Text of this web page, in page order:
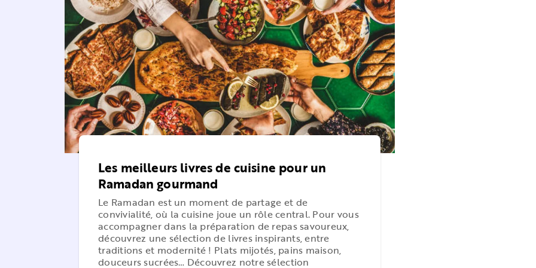
Les meilleurs livres de cuisine pour un
Ramadan gourmand
Le Ramadan est un moment de partage et de
convivialité, où la cuisine joue un rôle central. Pour vous
accompagner dans la préparation de repas savoureux,
découvrez une sélection de livres inspirants, entre
traditions et modernité ! Plats mijotés, pains maison,
douceurs sucrées… Découvrez notre sélection